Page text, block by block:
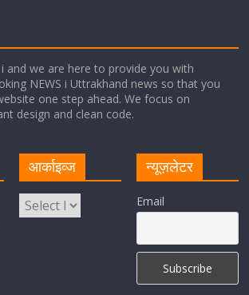
August 5, 2026 1 Comment
सीएम धामी ने हरिद्वार में शिवभक्तों का हेलिकॉप्टर से पुष्पवर्षा और पैर
धोकर किया स्वागत
विकास योजनाओं का लोकार्पण-शिलान्यास
i and we are here to provide you with
NEWS i Uttrakhand news so that you
one step ahead. We focus on
design and clean code.
आर्काइव्ज न्यूज़लेटर
Email